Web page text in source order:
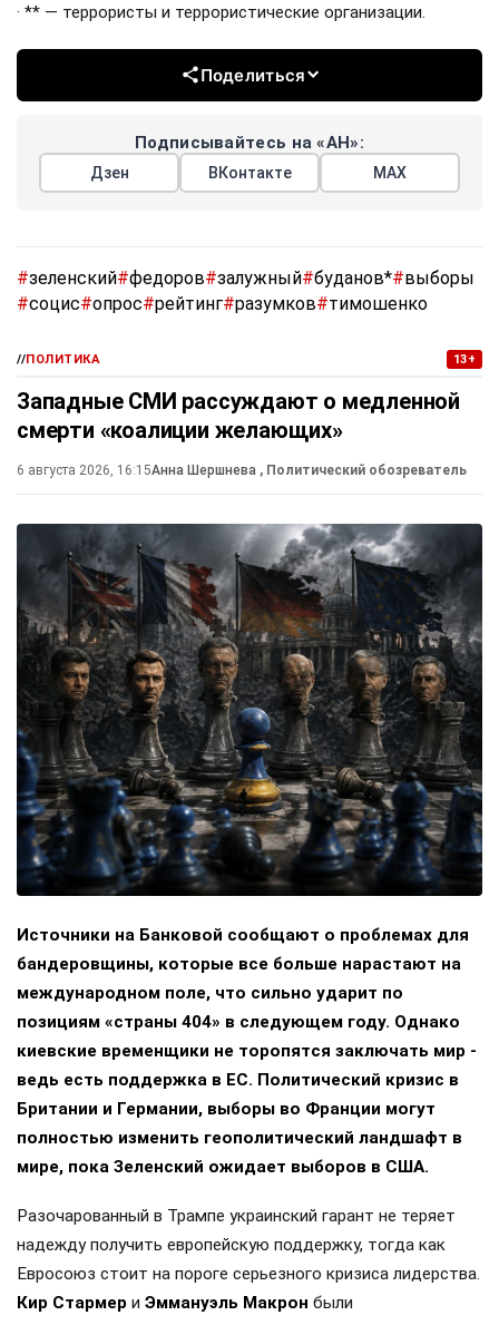
· ** — террористы и террористические организации.
Поделиться
Подписывайтесь на «АН»:
Дзен ВКонтакте МАХ
#зеленский#федоров#залужный#буданов*#выборы
#социс#опрос#рейтинг#разумков#тимошенко
//ПОЛИТИКА 13+
Западные СМИ рассуждают о медленной
смерти «коалиции желающих»
6 августа 2026, 16:15Анна Шершнева , Политический обозреватель
Источники на Банковой сообщают о проблемах для
бандеровщины, которые все больше нарастают на
международном поле, что сильно ударит по
позициям «страны 404» в следующем году. Однако
киевские временщики не торопятся заключать мир -
ведь есть поддержка в ЕС. Политический кризис в
Британии и Германии, выборы во Франции могут
полностью изменить геополитический ландшафт в
мире, пока Зеленский ожидает выборов в США.
Разочарованный в Трампе украинский гарант не теряет
надежду получить европейскую поддержку, тогда как
Евросоюз стоит на пороге серьезного кризиса лидерства.
Кир Стармер и Эммануэль Макрон были